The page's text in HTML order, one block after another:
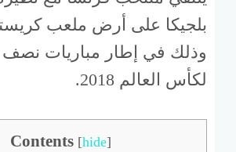
بلجيكا على أرض ملعب
وذلك في إطار مباريات نصف
لكأس العالم 2018.
Contents [hide]